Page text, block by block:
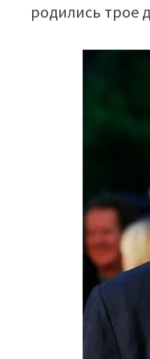
родились трое